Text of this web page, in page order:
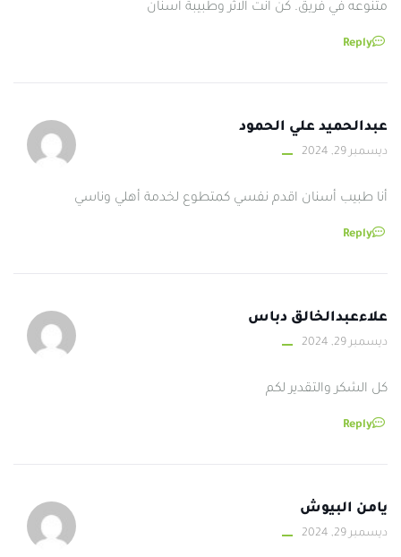
متنوعه في فريق. كن انت الاثر وطبيبة اسنان
Reply
عبدالحميد علي الحمود
ديسمبر 29, 2024
أنا طبيب أسنان اقدم نفسي كمتطوع لخدمة أهلي وناسي
Reply
علاءعبدالخالق دباس
ديسمبر 29, 2024
كل الشكر والتقدير لكم
Reply
يامن البيوش
ديسمبر 29, 2024